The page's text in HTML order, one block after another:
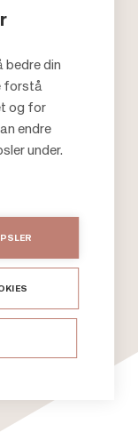
bedre din
forstå
og for
endre
under.